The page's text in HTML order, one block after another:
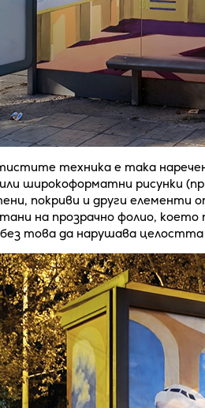
техника е така
широкоформатни рисунки
покриви и други елементи
на прозрачно фолио, което
това да нарушава